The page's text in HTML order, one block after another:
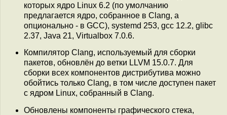
которых ядро Linux 6.2 (по умолчанию
предлагается ядро, собранное в Clang, а
опционально - в GCC), systemd 253, gcc 12.2, glibc
2.37, Java 21, Virtualbox 7.0.6.
Компилятор Clang, используемый для сборки
пакетов, обновлён до ветки LLVM 15.0.7. Для
сборки всех компонентов дистрибутива можно
обойтись только Clang, в том числе доступен пакет
с ядром Linux, собранный в Clang.
Обновлены компоненты графического стека,